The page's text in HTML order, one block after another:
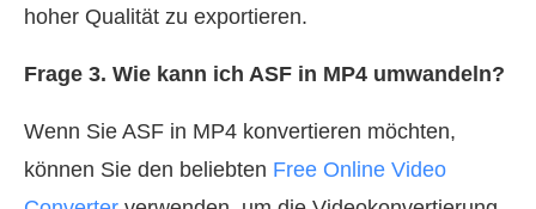
hoher Qualität zu exportieren.
Frage 3. Wie kann ich ASF in MP4 umwandeln?
Wenn Sie ASF in MP4 konvertieren möchten,
können Sie den beliebten Free Online Video